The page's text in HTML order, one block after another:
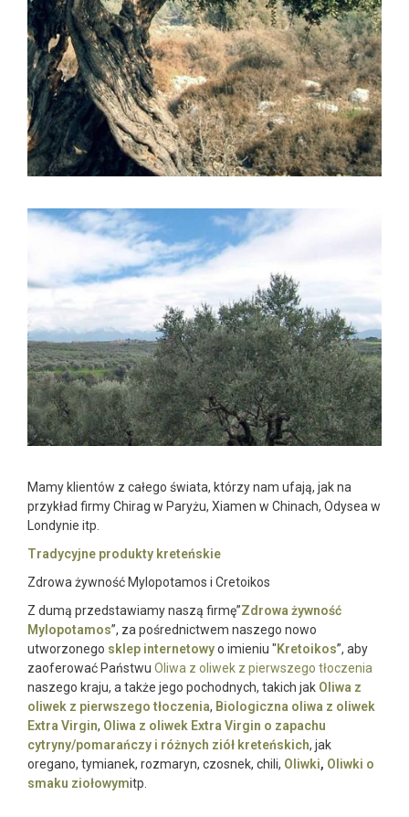
Mamy klientów z całego świata, którzy nam ufają, jak na
przykład firmy Chirag w Paryżu, Xiamen w Chinach, Odysea w
Londynie itp.
Tradycyjne produkty kreteńskie
Zdrowa żywność Mylopotamos i Cretoikos
Z dumą przedstawiamy naszą firmę”Zdrowa żywność
Mylopotamos”, za pośrednictwem naszego nowo
utworzonego sklep internetowyo imieniu "Kretoikos”, aby
zaoferować Państwu Oliwa z oliwek z pierwszego tłoczenia
naszego kraju, a także jego pochodnych, takich jak Oliwa z
oliwek z pierwszego tłoczenia, Biologiczna oliwa z oliwek
Extra Virgin, Oliwa z oliwek Extra Virgin o zapachu
cytryny/pomarańczy i różnych ziół kreteńskich, jak
oregano, tymianek, rozmaryn, czosnek, chili, Oliwki, Oliwki o
smaku ziołowymitp.